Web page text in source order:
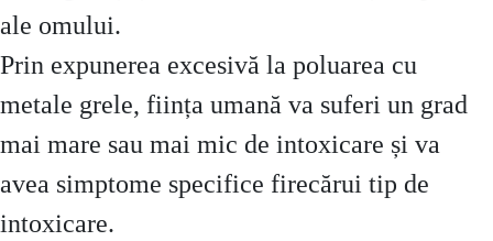
ale omului.
Prin expunerea excesivă la poluarea cu
metale grele, ființa umană va suferi un grad
mai mare sau mai mic de intoxicare și va
avea simptome specifice firecărui tip de
intoxicare.